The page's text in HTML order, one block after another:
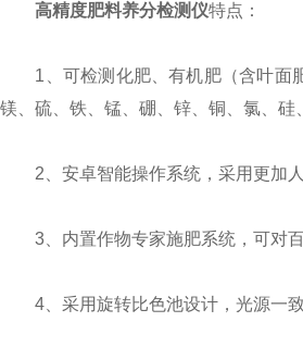
高精度肥料养分检测仪特点：
1、可检测化肥、有机肥（含叶面肥
镁、硫、铁、锰、硼、锌、铜、氯、硅
2、安卓智能操作系统，采用更加人
3、内置作物专家施肥系统，可对百
4、采用旋转比色池设计，光源一致